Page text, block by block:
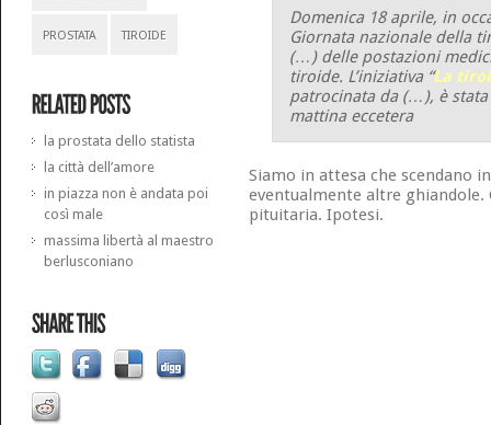
PROSTATA TIROIDE
la prostata dello statista
la città dell’amore
in piazza non è andata poi
così male
massima libertà al maestro
berlusconiano
Domenica 18 aprile, in
Giornata nazionale della
(…) delle postazioni
tiroide. L’iniziativa “La
patrocinata da (…), è
mattina eccetera
Siamo in attesa che scendano
eventualmente altre ghiandole.
pituitaria. Ipotesi.